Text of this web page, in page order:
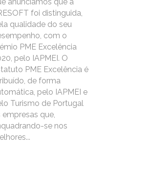
anunciamos que a
foi distinguida,
qualidade do seu
com o
PME Excelência
pelo IAPMEI. O
PME Excelência é
de forma
pelo IAPMEI e
Turismo de Portugal
empresas que,
se nos